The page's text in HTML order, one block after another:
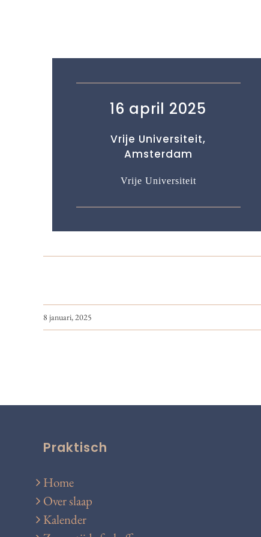
16 april 2025
Vrije Universiteit,
Amsterdam
Vrije Universiteit
8 januari, 2025
Praktisch
Home
Over slaap
Kalender